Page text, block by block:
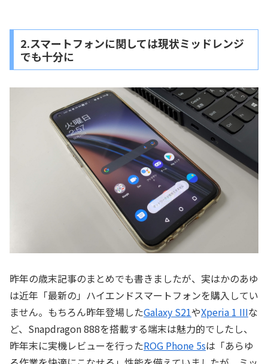
2.スマートフォンに関しては現状ミッドレンジ
でも十分に
昨年の歳末記事のまとめでも書きましたが、実はかのあゆ
は近年「最新の」ハイエンドスマートフォンを購入してい
ません。もちろん昨年登場したGalaxy S21やXperia 1 IIIな
ど、Snapdragon 888を搭載する端末は魅力的でしたし、
昨年末に実機レビューを行ったROG Phone 5sは「あらゆ